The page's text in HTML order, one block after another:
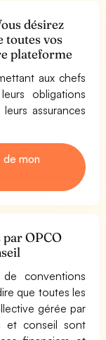
désirez
toutes vos
plateforme
aux chefs
obligations
assurances
de mon
par OPCO
conventions
que toutes les
gérée par
et conseil sont